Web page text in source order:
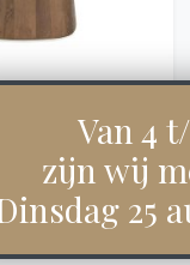
VIERKANT
LICHTBRUINVan 4
zijn wij
25